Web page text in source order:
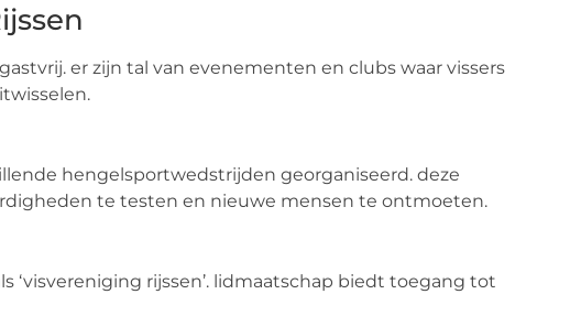
er zijn tal van evenementen en clubs waar vissers
hengelsportwedstrijden georganiseerd. deze
te testen en nieuwe mensen te ontmoeten.
‘visvereniging rijssen’. lidmaatschap biedt toegang tot